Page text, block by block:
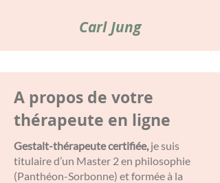
Carl Jung
A propos de votre
thérapeute en ligne
Gestalt-thérapeute certifiée,je suis
titulaire d’un Master 2 en philosophie
(Panthéon-Sorbonne) et formée à la